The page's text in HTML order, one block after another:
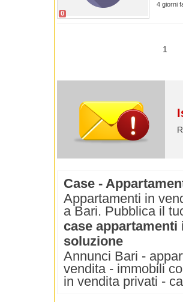
0
4 giorni
1
Case -
Appartamenti in
a Bari. Pubblica il
case appartamenti
soluzione
Annunci Bari -
vendita - immobili
in vendita privati -